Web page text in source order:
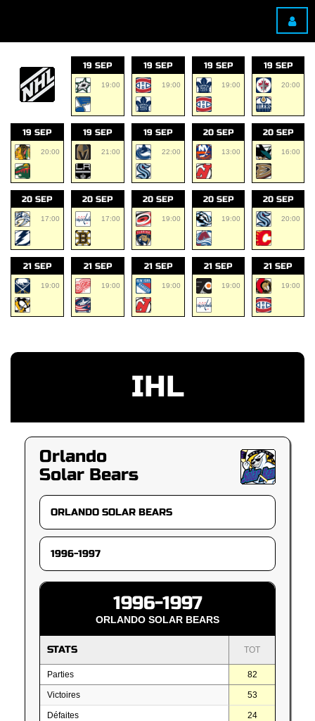
19 SEP
19:00
19 SEP
19:00
19 SEP
19:00
19 SEP
20:00
19 SEP
20:00
19 SEP
21:00
19 SEP
22:00
20 SEP
13:00
20 SEP
16:00
20 SEP
17:00
20 SEP
17:00
20 SEP
19:00
20 SEP
19:00
20 SEP
20:00
21 SEP
19:00
21 SEP
19:00
21 SEP
19:00
21 SEP
19:00
21 SEP
19:00
IHL
Orlando
Solar Bears
1996-1997
ORLANDO SOLAR BEARS
STATS TOT
Parties 82
Victoires 53
Défaites 24